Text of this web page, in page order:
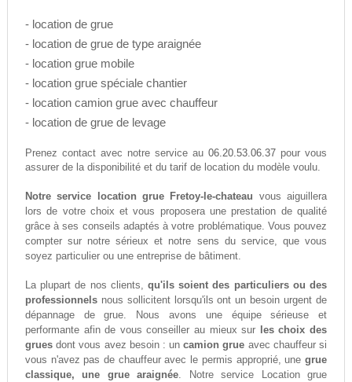
- location de grue
- location de grue de type araignée
- location grue mobile
- location grue spéciale chantier
- location camion grue avec chauffeur
- location de grue de levage
Prenez contact avec notre service au06.20.53.06.37 pour vous
assurer de la disponibilité et du tarif de location du modèle voulu.
Notre service location grue Fretoy-le-chateau vous aiguillera
lors de votre choix et vous proposera une prestation de qualité
grâce à ses conseils adaptés à votre problématique. Vous pouvez
compter sur notre sérieux et notre sens du service, que vous
soyez particulier ou une entreprise de bâtiment.
La plupart de nos clients, qu'ils soient des particuliers ou des
professionnelsnous sollicitent lorsqu'ils ont un besoin urgent de
dépannage de grue. Nous avons une équipe sérieuse et
performante afin de vous conseiller au mieux sur
les choix des
gruesdont vous avez besoin : uncamion grue avec chauffeur si
vous n'avez pas de chauffeur avec le permis approprié, unegrue
classique, une grue araignée. Notre service Location grue